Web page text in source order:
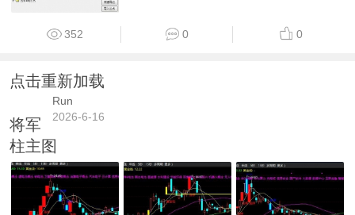
352 0 0
点击重新加载
Run
2026-6-16
将军
柱主图